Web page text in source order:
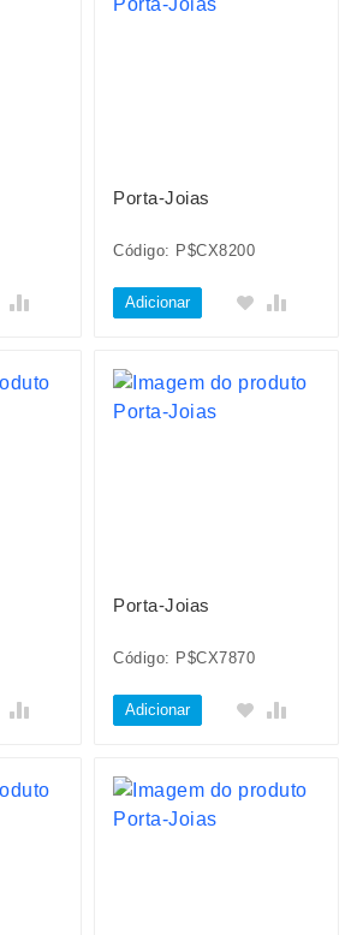
Porta-Joias
Código: P$CX8200
Adicionar
Porta-Joias
Código: P$CX7870
Adicionar